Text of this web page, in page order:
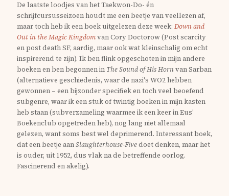
De laatste loodjes van het Taekwon-Do- én
schrijfcursusseizoen houdt me een beetje van veellezen af,
maar toch heb ik een boek uitgelezen deze week: Down and
Out in the Magic Kingdomvan Cory Doctorow (Post scarcity
en post death SF, aardig, maar ook wat kleinschalig om echt
inspirerend te zijn). Ik ben flink opgeschoten in mijn andere
boeken en ben begonnen in The Sound of His Hornvan Sarban
(alternatieve geschiedenis, waar de nazi's WO2 hebben
gewonnen – een bijzonder specifiek en toch veel beoefend
subgenre, waar ik een stuk of twintig boeken in mijn kasten
heb staan (subverzameling waarmee ik een keer in Eus'
Boekenclub opgetreden heb), nog lang niet allemaal
gelezen, want soms best wel deprimerend. Interessant boek,
dat een beetje aanSlaughterhouse-Fivedoet denken, maar het
is ouder, uit 1952, dus vlak na de betreffende oorlog.
Fascinerend en akelig).